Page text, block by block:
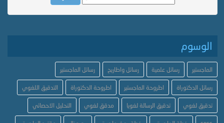
الوسوم
الماجستير رسائل علمية رسائل واطاريح رسائل الماجستير
رسائل الدكتوراة اطروحة الماجستير اطروحة الدكتوراة التدقيق اللغوي
تدقيق لغوي تدقيق الرسالة لغويا مدقق لغوي التحليل الاحصائي